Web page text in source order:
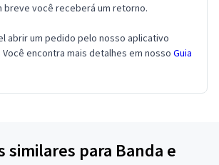
breve você receberá um retorno.
abrir um pedido pelo nosso aplicativo
Você encontra mais detalhes em nosso Guia
similares para Banda e